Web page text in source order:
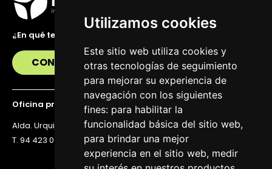
Utilizamos cookies
Este sitio web utiliza cookies y
otras tecnologías de seguimiento
para mejorar su experiencia de
navegación con los siguientes
fines: para habilitar la
funcionalidad básica del sitio web,
para brindar una mejor
experiencia en el sitio web, medir
¿En qué te podemos ayudar?
CONTÁCTANOS
Oficina principal
Alda. Urquijo 36, 6ª planta, 48011 Bilbao
T. 94 423 07 43